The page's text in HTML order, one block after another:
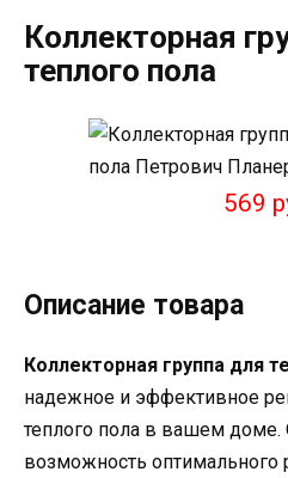
Коллекторная
теплого пола
569
Описание товара
Коллекторная группа для
надежное и эффективное
теплого пола в вашем доме.
возможность оптимального